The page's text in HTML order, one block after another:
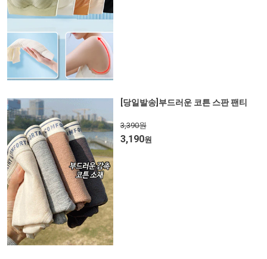
[당일발송]부드러운 코튼 스판 팬티
3,390원
3,190원